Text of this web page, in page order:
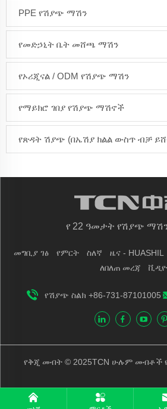
PPE የሽያጭ ማሽን
የመድኃኒት ቤት መሸጫ ማሽን
የኦሪጂናል / ODM የሽያጭ ማሽን
የማይክሮ ገበያ የሽያጭ ማሽኖች
የጽዳት ሽያጭ (በኤሽያ ክልል ውስጥ ብቻ
የ 22 ዓመታት የሽያጭ
መግቢያ ገፅ የምርት ስለኛ ዜና - HUASHIL
ለበለጠ መረጃ
ቪዲዮ
የሽያጭ ስልክ +86-731-87101005
የቅጂ መብት © 2025TCN ሁሉም መብቶች